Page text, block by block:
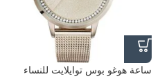
ساعة هوغو بوس توايلايت للنساء